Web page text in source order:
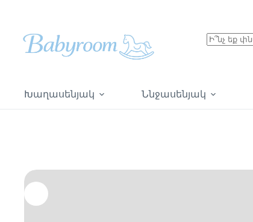
Խաղասենյակ
Ննջասենյակ